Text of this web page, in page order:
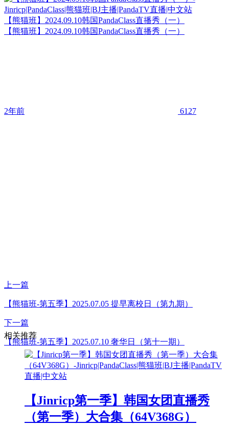
【熊猫班】2024.09.10韩国PandaClass直播秀（一）
【熊猫班】2024.09.10韩国PandaClass直播秀（一）
2年前 6127
上一篇
【熊猫班-第五季】2025.07.05 提早离校日（第九期）
下一篇
【熊猫班-第五季】2025.07.10 奢华日（第十一期）
相关推荐
【Jinricp第一季】韩国女团直播秀
（第一季）大合集（64V368G）